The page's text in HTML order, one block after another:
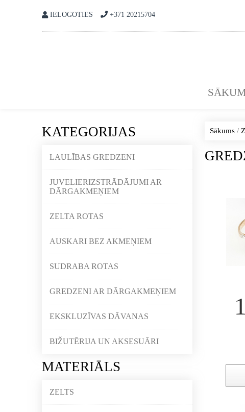
IELOGOTIES +371 20215704
KATEGORIJAS
LAULĪBAS GREDZENI
JUVELIERIZSTRĀDĀJUMI AR
DĀRGAKMEŅIEM
ZELTA ROTAS
AUSKARI BEZ AKMEŅIEM
SUDRABA ROTAS
GREDZENI AR DĀRGAKMEŅIEM
EKSKLUZĪVAS DĀVANAS
BIŽUTĒRIJA UN AKSESUĀRI
MATERIĀLS
ZELTS
Sākums/